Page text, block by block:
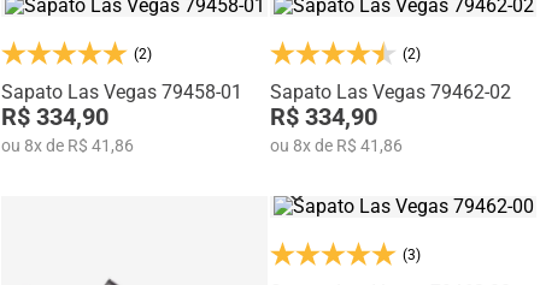
(2)
Sapato Las Vegas 79458-01
R$ 334,90
ou 8xde R$ 41,86
(2)
Sapato Las Vegas 79462-02
R$ 334,90
ou 8xde R$ 41,86
(3)